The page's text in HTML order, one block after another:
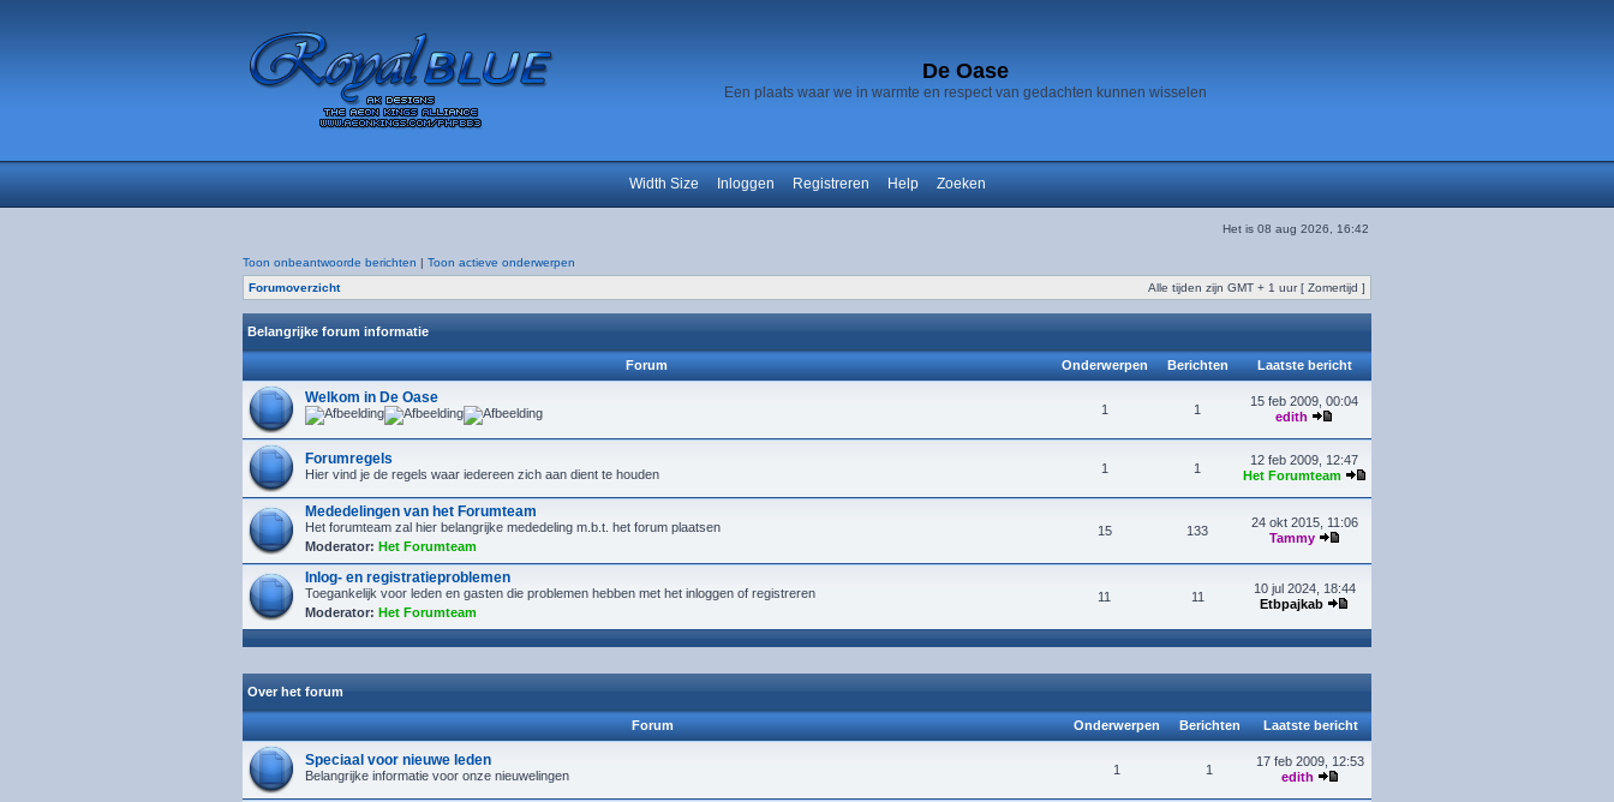
De Oase
Een plaats waar we in warmte en respect van gedachten kunnen wisselen
Width Size Inloggen Registreren Help Zoeken
Het is 08 aug 2026, 16:42
Toon onbeantwoorde berichten | Toon actieve onderwerpen
Forumoverzicht
Alle tijden zijn GMT + 1 uur [ Zomertijd ]
Belangrijke forum informatie
Forum Onderwerpen Berichten Laatste bericht
Welkom in De Oase
1 1
15 feb 2009, 00:04
edith
Forumregels
Hier vind je de regels waar iedereen zich aan dient te houden 1 1
12 feb 2009, 12:47
Het Forumteam
Mededelingen van het Forumteam
Het forumteam zal hier belangrijke mededeling m.b.t. het forum plaatsen
Moderator: Het Forumteam
15 133
24 okt 2015, 11:06
Tammy
Inlog- en registratieproblemen
Toegankelijk voor leden en gasten die problemen hebben met het inloggen of registreren
Moderator: Het Forumteam
11 11
10 jul 2024, 18:44
Etbpajkab
Over het forum
Forum Onderwerpen Berichten Laatste bericht
Speciaal voor nieuwe leden
Belangrijke informatie voor onze nieuwelingen 1 1
17 feb 2009, 12:53
edith